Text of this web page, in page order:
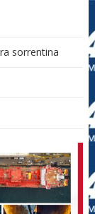
sorrentina